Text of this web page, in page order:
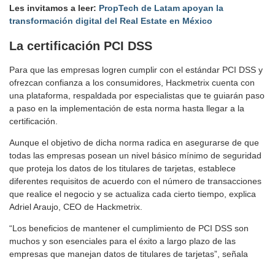
Les invitamos a leer: PropTech de Latam apoyan la
transformación digital del Real Estate en México
La certificación PCI DSS
Para que las empresas logren cumplir con el estándar PCI DSS y
ofrezcan confianza a los consumidores, Hackmetrix cuenta con
una plataforma, respaldada por especialistas que te guiarán paso
a paso en la implementación de esta norma hasta llegar a la
certificación.
Aunque el objetivo de dicha norma radica en asegurarse de que
todas las empresas posean un nivel básico mínimo de seguridad
que proteja los datos de los titulares de tarjetas, establece
diferentes requisitos de acuerdo con el número de transacciones
que realice el negocio y se actualiza cada cierto tiempo, explica
Adriel Araujo, CEO de Hackmetrix.
“Los beneficios de mantener el cumplimiento de PCI DSS son
muchos y son esenciales para el éxito a largo plazo de las
empresas que manejan datos de titulares de tarjetas”, señala